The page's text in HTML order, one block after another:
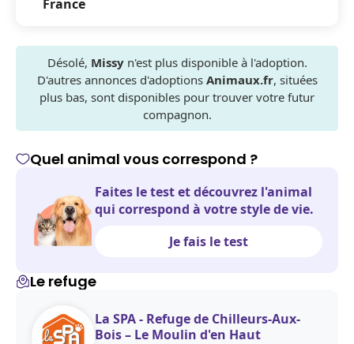
France
Désolé, Missyn'est plus disponible à l'adoption.
D'autres annonces d'adoptions Animaux.fr, situées
plus bas, sont disponibles pour trouver votre futur
compagnon.
Quel animal vous correspond ?
Faites le test et découvrez l'animal
qui correspond à votre style de vie.
Je fais le test
Le refuge
La SPA - Refuge de Chilleurs-Aux-
Bois – Le Moulin d'en Haut